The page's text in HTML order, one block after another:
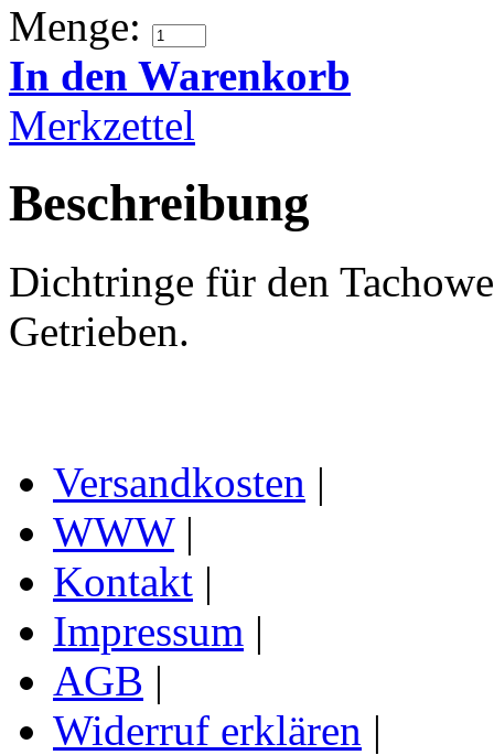
Menge:
In den Warenkorb
Merkzettel
Beschreibung
Dichtringe für den
Getrieben.
Versandkosten |
WWW|
Kontakt |
Impressum |
AGB |
Widerruf erklären |